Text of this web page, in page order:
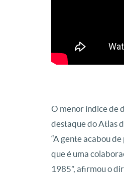
O menor índice de
destaque do Atlas
“A gente acabou
que é uma
1985”, afirmou o